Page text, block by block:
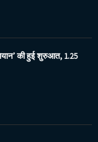
की हुई शुरुआत, 1.25